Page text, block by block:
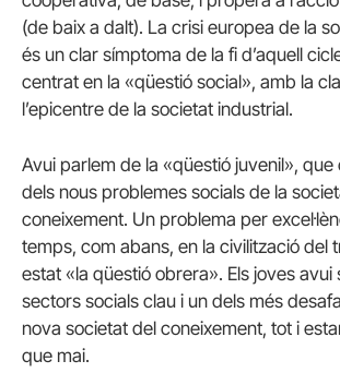
(de baix a dalt). La crisi europea de la
és un clar símptoma de la fi d’aquell
centrat en la «qüestió social», amb la
l’epicentre de la societat industrial.
Avui parlem de la «qüestió juvenil», que
dels nous problemes socials de la
coneixement. Un problema per
temps, com abans, en la civilització del
estat «la qüestió obrera». Els joves avui
sectors socials clau i un dels més
nova societat del coneixement, tot i
que mai.